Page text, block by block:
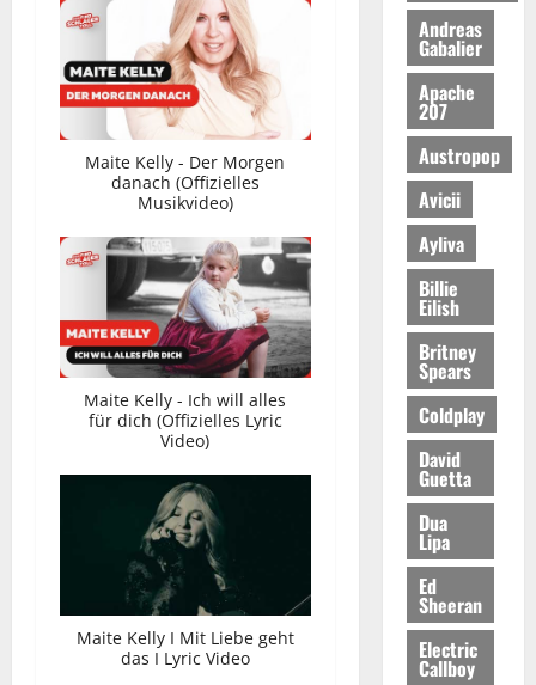
Maite Kelly - Der Morgen
danach (Offizielles
Musikvideo)
Maite Kelly - Ich will alles
für dich (Offizielles Lyric
Video)
Maite Kelly I Mit Liebe geht
das I Lyric Video
Andreas
Gabalier
Apache
207
Austropop
Avicii
Ayliva
Billie
Eilish
Britney
Spears
Coldplay
David
Guetta
Dua
Lipa
Ed
Sheeran
Electric
Callboy